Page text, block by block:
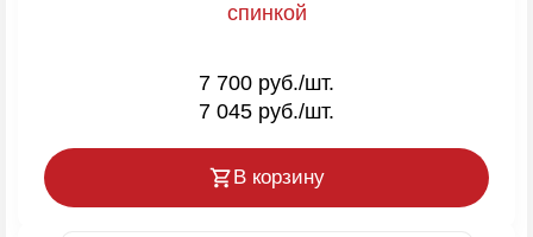
спинкой
7 700 руб./шт.
7 045 руб./шт.
В корзину